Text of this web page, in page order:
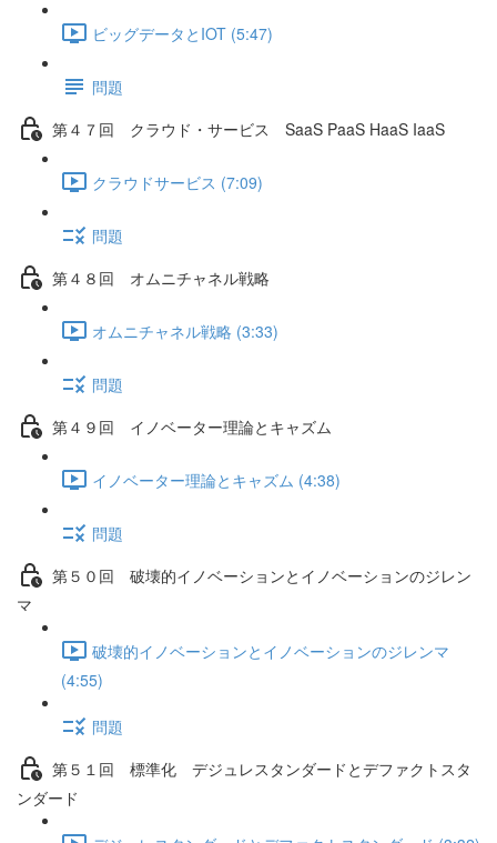
ビッグデータとIOT (5:47)
問題
第４７回 クラウド・サービス SaaS PaaS HaaS IaaS
クラウドサービス (7:09)
問題
第４８回 オムニチャネル戦略
オムニチャネル戦略 (3:33)
問題
第４９回 イノベーター理論とキャズム
イノベーター理論とキャズム (4:38)
問題
第５０回 破壊的イノベーションとイノベーションのジレン
マ
破壊的イノベーションとイノベーションのジレンマ
(4:55)
問題
第５１回 標準化 デジュレスタンダードとデファクトスタ
ンダード